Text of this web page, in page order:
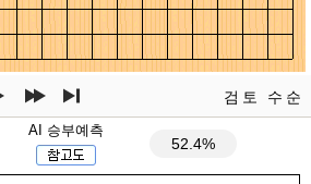
검토 수순
AI 승부예측
52.4%